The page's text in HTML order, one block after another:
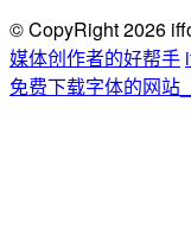
© CopyRight 2026
媒体创作者的好帮手
免费下载字体的网站